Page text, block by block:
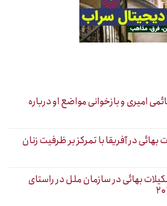
امیری و بازخوانی مواضع او درباره
در آفریقا با تمرکز بر ظرفیت زنان
بهائی در سازمان ملل در راستای